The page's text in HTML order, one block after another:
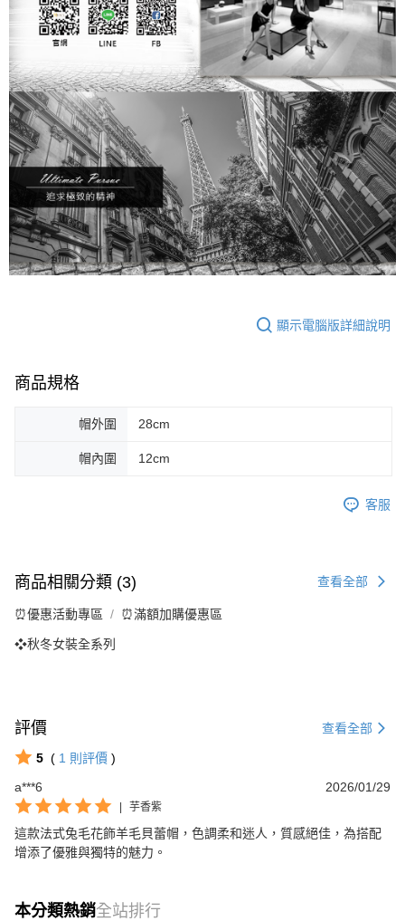
顯示電腦版詳細說明
商品規格
帽外圍 28cm
帽內圍 12cm
客服
商品相關分類 (3) 查看全部
⏰優惠活動專區 ⏰滿額加購優惠區
❖秋冬女裝全系列
評價 查看全部
5 ( 1 則評價 )
a***6
2026/01/29
芋香紫
這款法式兔毛花飾羊毛貝蕾帽，色調柔和迷人，質感絕佳，為搭配
增添了優雅與獨特的魅力。
本分類熱銷全站排行